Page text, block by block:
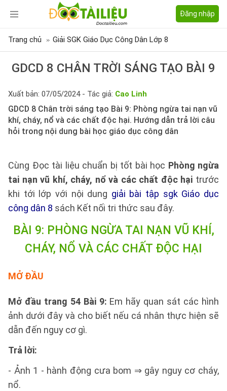
Đăng nhập
Trang chủ Giải SGK Giáo Dục Công Dân Lớp 8
GDCD 8 CHÂN TRỜI SÁNG TẠO BÀI 9
Xuất bản: 07/05/2024 - Tác giả: Cao Linh
GDCD 8 Chân trời sáng tạo Bài 9: Phòng ngừa tai nạn vũ
khí, cháy, nổ và các chất độc hại. Hướng dẫn trả lời câu
hỏi trong nội dung bài học giáo dục công dân
Cùng Đọc tài liệu chuẩn bị tốt bài học Phòng ngừa
tai nạn vũ khí, cháy, nổ và các chất độc hại trước
khi tới lớp với nội dung giải bài tập sgk Giáo dục
công dân 8 sách Kết nối tri thức sau đây.
BÀI 9: PHÒNG NGỪA TAI NẠN VŨ KHÍ,
CHÁY, NỔ VÀ CÁC CHẤT ĐỘC HẠI
MỞ ĐẦU
Mở đầu trang 54 Bài 9: Em hãy quan sát các hình
ảnh dưới đây và cho biết nếu cá nhân thực hiện sẽ
dẫn đến nguy cơ gì.
Trả lời:
- Ảnh 1 - hành động cưa bom ⇒ gây nguy cơ cháy,
nổ.